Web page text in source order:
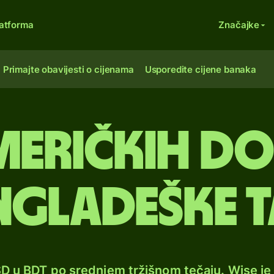
Značajke
Primajte obavijesti o cijenama Usporedite cijene banaka
u BDT po srednjem tržišnom tečaju. Wise